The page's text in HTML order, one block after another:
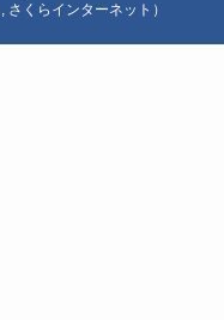
, さくらインターネット ）